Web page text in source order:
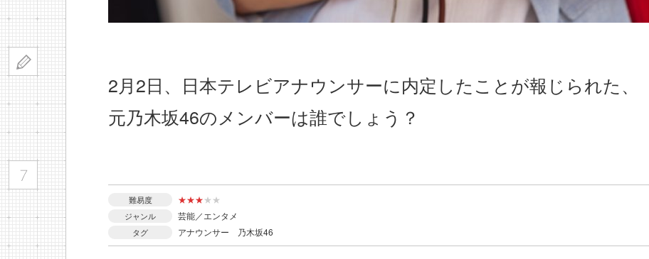
2月2日、日本テレビアナウンサーに内定したことが報じられた、
元乃木坂46のメンバーは誰でしょう？
難易度 ★★★★ ★
ジャンル 芸能／エンタメ
タグ アナウンサー 乃木坂46